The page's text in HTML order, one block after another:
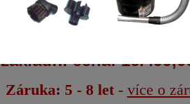
zvětšit obrázek
základní cena:
Záruka: 5 - 8 let- více o